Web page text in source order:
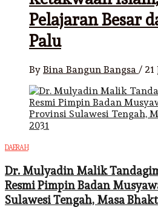
Pelajaran Besar
Palu
By Bina Bangun Bangsa / 21
DAERAH
Dr. Mulyadin Malik
Resmi Pimpin Badan
Sulawesi Tengah, Masa